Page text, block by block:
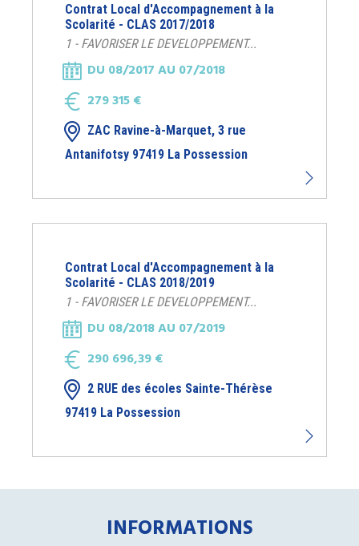
Contrat Local d'Accompagnement à la
Scolarité - CLAS 2017/2018
1 - FAVORISER LE DEVELOPPEMENT...
DU 08/2017 AU 07/2018
279 315 €
ZAC Ravine-à-Marquet, 3 rue
Antanifotsy 97419 La Possession
Contrat Local d'Accompagnement à la
Scolarité - CLAS 2018/2019
1 - FAVORISER LE DEVELOPPEMENT...
DU 08/2018 AU 07/2019
290 696,39 €
2 RUE des écoles Sainte-Thérèse
97419 La Possession
INFORMATIONS